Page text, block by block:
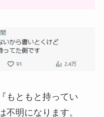
もともと持ってい
不明になります。